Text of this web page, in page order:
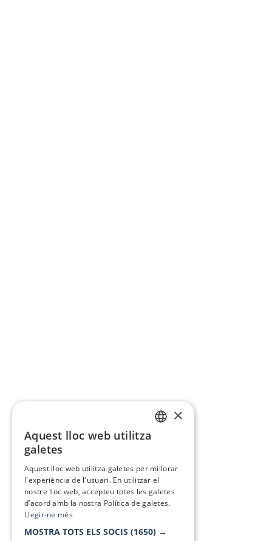
×
Aquest lloc web utilitza
galetes
Aquest lloc web utilitza galetes per millorar
l'experiència de l'usuari. En utilitzar el
nostre lloc web, accepteu totes les galetes
d’acord amb la nostra Política de galetes.
Llegir-ne més
MOSTRA TOTS ELS SOCIS (1650) →